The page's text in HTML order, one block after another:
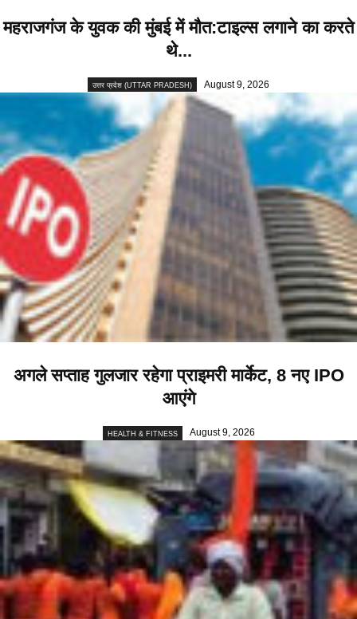
महराजगंज के युवक की मुंबई में मौत:टाइल्स लगाने का करते
थे...
उत्तर प्रदेश (UTTAR PRADESH) August 9, 2026
अगले सप्ताह गुलजार रहेगा प्राइमरी मार्केट, 8 नए IPO
आएंगे
HEALTH & FITNESS August 9, 2026